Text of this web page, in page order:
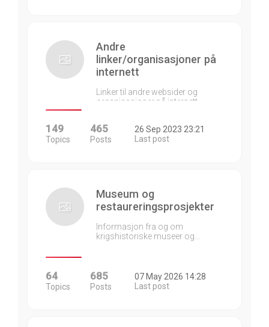
Andre
linker/organisasjoner på
internett
Linker til andre websider og
organisasjoner på internett…
149
Topics
465
Posts
26 Sep 2023 23:21
Last post
Museum og
restaureringsprosjekter
Informasjon fra og om
krigshistoriske museer og…
64
Topics
685
Posts
07 May 2026 14:28
Last post